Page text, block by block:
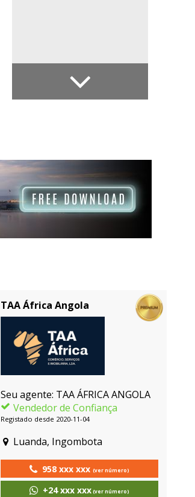
TAA África Angola
Seu agente: TAA ÁFRICA ANGOLA
Vendedor de Confiança
Registado desde 2020-11-04
Luanda, Ingombota
958 xxx xxx(ver número)
+24 xxx xxx(ver número)